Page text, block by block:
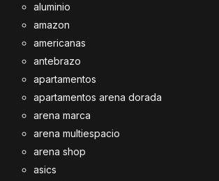
aluminio
amazon
americanas
antebrazo
apartamentos
apartamentos arena dorada
arena marca
arena multiespacio
arena shop
asics